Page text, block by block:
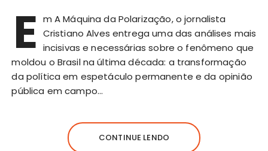
E m A Máquina da Polarização, o jornalista
Cristiano Alves entrega uma das análises mais
incisivas e necessárias sobre o fenômeno que
moldou o Brasil na última década: a transformação
da política em espetáculo permanente e da opinião
pública em campo…
CONTINUE LENDO